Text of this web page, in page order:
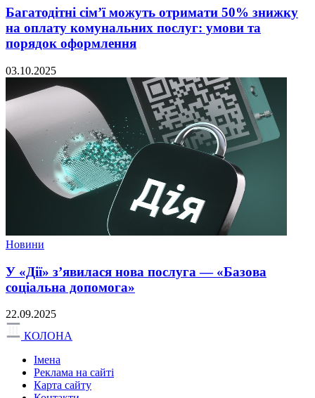
Багатодітні сім’ї можуть отримати 50% знижку
на оплату комунальних послуг: умови та
порядок оформлення
03.10.2025
Новини
У «Дії» з’явилася нова послуга — «Базова
соціальна допомога»
22.09.2025
КОЛОНА
Імена
Реклама на сайті
Карта сайту